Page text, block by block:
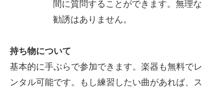
間に質問することができます。無理な
勧誘はありません。
持ち物について
基本的に手ぶらで参加できます。 楽器も無料でレ
ンタル可能です。もし練習したい曲があれば、ス